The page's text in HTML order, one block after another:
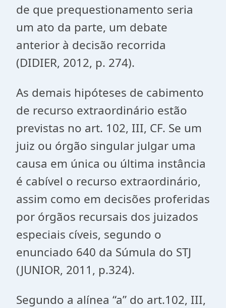
de que prequestionamento seria
um ato da parte, um debate
anterior à decisão recorrida
(DIDIER, 2012, p. 274).
As demais hipóteses de cabimento
de recurso extraordinário estão
previstas no art. 102, III, CF. Se um
juiz ou órgão singular julgar uma
causa em única ou última instância
é cabível o recurso extraordinário,
assim como em decisões proferidas
por órgãos recursais dos juizados
especiais cíveis, segundo o
enunciado 640 da Súmula do STJ
(JUNIOR, 2011, p.324).
Segundo a alínea “a” do art.102, III,